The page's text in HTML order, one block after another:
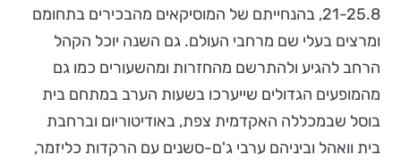
21-25.8, בהנחייתם של המוסיקאים מהבכירים בתחומם
ומרצים בעלי שם מרחבי העולם. גם השנה יוכל הקהל
הרחב להגיע ולהתרשם מהחזרות ומהשעורים כמו גם
מהמופעים הגדולים שייערכו בשעות הערב במתחם בית
בוסל שבמכללה האקדמית צפת, באודיטוריום וברחבת
בית וואהל וביניהם ערבי ג'ם-סשנים עם הרקדות כליזמר,